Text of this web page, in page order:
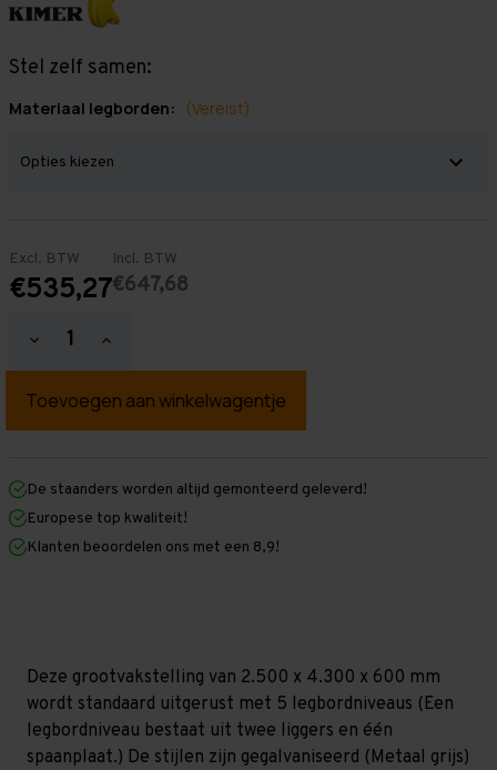
Stel zelf samen:
Materiaal legborden: (Vereist)
Excl. BTW
€535,27
Incl. BTW
€647,68
Hoeveelheid
verlagen
Grootvakstelling
mm
mm
x
600
mm
1.350
mm)
Hoeveelheid
verhogen
Grootvakstelling
mm
mm
600
mm
1.350
mm)
De staanders worden altijd gemonteerd geleverd!
Europese top kwaliteit!
Klanten beoordelen ons met een 8,9!
Deze grootvakstelling van 2.500 x 4.300 x 600 mm
wordt standaard uitgerust met 5 legbordniveaus (Een
legbordniveau bestaat uit twee liggers en één
spaanplaat.) De stijlen zijn gegalvaniseerd (Metaal grijs)